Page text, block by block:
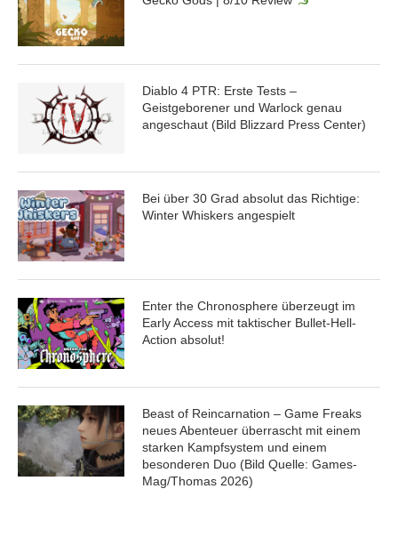
Diablo 4 PTR: Erste Tests –
Geistgeborener und Warlock genau
angeschaut (Bild Blizzard Press Center)
Bei über 30 Grad absolut das Richtige:
Winter Whiskers angespielt
Enter the Chronosphere überzeugt im
Early Access mit taktischer Bullet-Hell-
Action absolut!
Beast of Reincarnation – Game Freaks
neues Abenteuer überrascht mit einem
starken Kampfsystem und einem
besonderen Duo (Bild Quelle: Games-
Mag/Thomas 2026)